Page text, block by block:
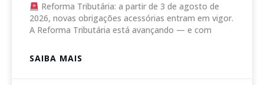
Reforma Tributária: a partir de 3 de agosto de
2026, novas obrigações acessórias entram em vigor.
A Reforma Tributária está avançando — e com
SAIBA MAIS